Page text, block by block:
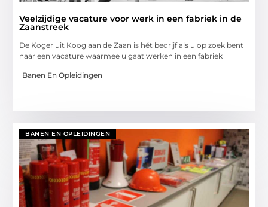
Veelzijdige vacature voor werk in een fabriek in de
Zaanstreek
De Koger uit Koog aan de Zaan is hét bedrijf als u op zoek bent
naar een vacature waarmee u gaat werken in een fabriek
Banen En Opleidingen
BANEN EN OPLEIDINGEN